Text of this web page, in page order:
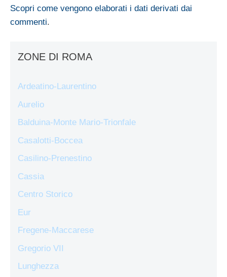
Scopri come vengono elaborati i dati derivati dai
commenti.
ZONE DI ROMA
Ardeatino-Laurentino
Aurelio
Balduina-Monte Mario-Trionfale
Casalotti-Boccea
Casilino-Prenestino
Cassia
Centro Storico
Eur
Fregene-Maccarese
Gregorio VII
Lunghezza